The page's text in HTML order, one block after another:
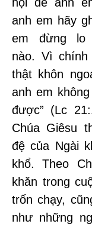
hội để anh
anh em hãy
em đừng lo
nào. Vì
thật khôn
anh em
được” (Lc
Chúa Giêsu
đệ của Ngài
khổ. Theo
khăn trong
trốn chạy,
như những